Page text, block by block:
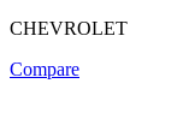
CHEVROLET
Compare